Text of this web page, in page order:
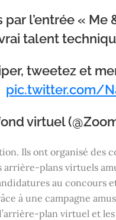
l’entrée « Me
talent
tweetez et
pic.twitter.com/
virtuel
Ils ont organisé des
plans virtuels
au
à une campagne
plan virtuel et les